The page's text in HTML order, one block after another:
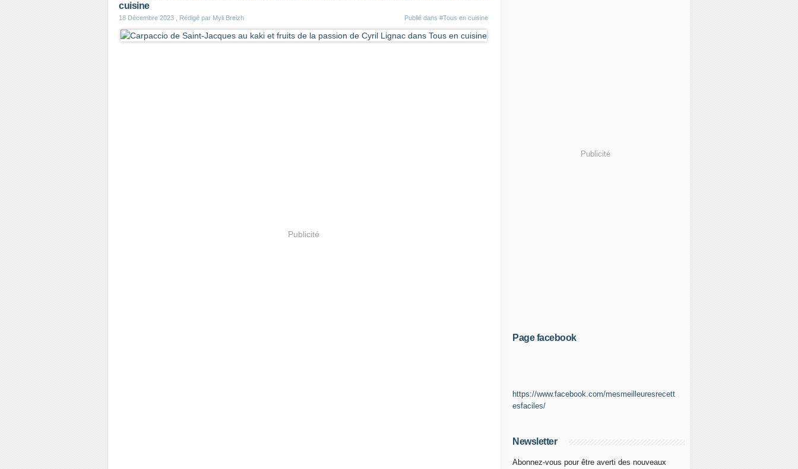
cuisine
18 Décembre 2023 , Rédigé par Myli Breizh Publié dans #Tous en cuisine
Publicité
Publicité
Page facebook
https://www.facebook.com/mesmeilleuresrecett
esfaciles/
Newsletter
Abonnez-vous pour être averti des nouveaux